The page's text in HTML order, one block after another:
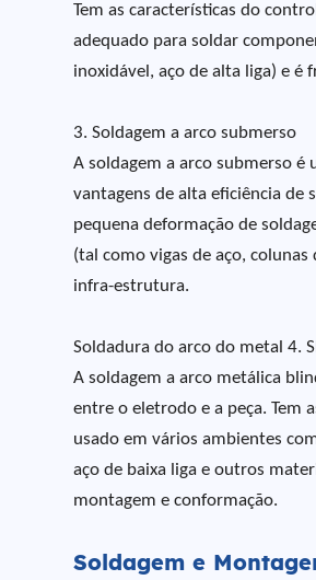
Tem as características do
adequado para soldar
inoxidável, aço de alta liga) e é
3. Soldagem a arco submerso
A soldagem a arco submerso é
vantagens de alta eficiência de
pequena deformação de
(tal como vigas de aço,
infra-estrutura.
Soldadura do arco do metal 4.
A soldagem a arco metálica
entre o eletrodo e a peça. Tem
usado em vários ambientes
aço de baixa liga e outros
montagem e conformação.
Soldagem e